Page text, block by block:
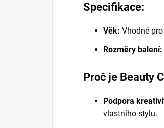
Specifikace:
Věk: Vhodné
Rozměry balení:
Proč je Beauty
Podpora
vlastního stylu.